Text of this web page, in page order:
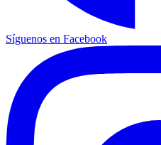
Síguenos en Facebook